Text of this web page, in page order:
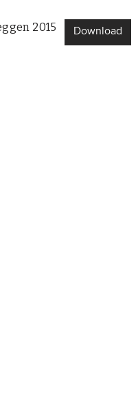
Download
2015